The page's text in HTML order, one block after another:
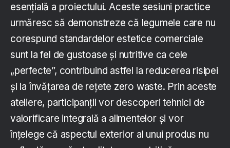
esențială a proiectului. Aceste sesiuni practice
urmăresc să demonstreze că legumele care nu
corespund standardelor estetice comerciale
sunt la fel de gustoase și nutritive ca cele
„perfecte”, contribuind astfel la reducerea risipei
și la învățarea de rețete zero waste. Prin aceste
ateliere, participanții vor descoperi tehnici de
valorificare integrală a alimentelor și vor
înțelege că aspectul exterior al unui produs nu